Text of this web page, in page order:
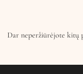
Dar neperžiūrėjote kitų